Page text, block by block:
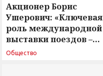
Акционер Борис
Ушерович: «Ключевая
роль международной
выставки поездов –
поиск ответов на
Общество